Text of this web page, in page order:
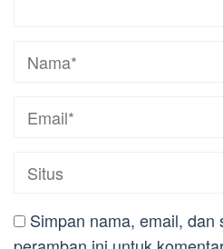
Simpan nama, email, dan